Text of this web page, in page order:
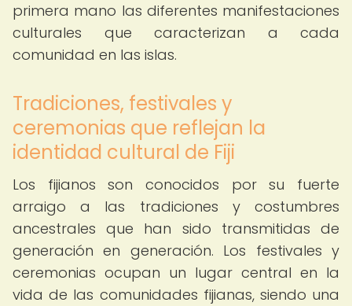
primera mano las diferentes manifestaciones
culturales que caracterizan a cada
comunidad en las islas.
Tradiciones, festivales y
ceremonias que reflejan la
identidad cultural de Fiji
Los fijianos son conocidos por su fuerte
arraigo a las tradiciones y costumbres
ancestrales que han sido transmitidas de
generación en generación. Los festivales y
ceremonias ocupan un lugar central en la
vida de las comunidades fijianas, siendo una